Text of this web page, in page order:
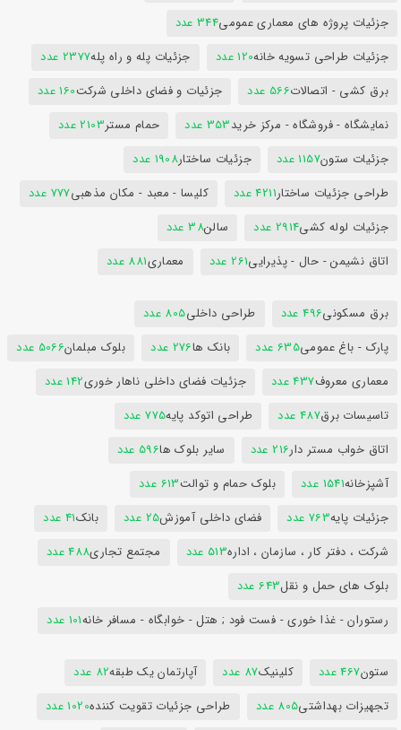
جزئیات پروژه های معماری عمومی344 عدد
جزئیات طراحی تسویه خانه120 عدد جزئیات پله و راه پله2377 عدد
برق کشی - اتصالات566 عدد جزئیات و فضای داخلی شرکت160 عدد
نمایشگاه - فروشگاه - مرکز خرید353 عدد حمام مستر2103 عدد
جزئیات ستون1157 عدد جزئیات ساختار1908 عدد
طراحی جزئیات ساختار4211 عدد کلیسا - معبد - مکان مذهبی777 عدد
جزئیات لوله کشی2914 عدد سالن38 عدد
اتاق نشیمن - حال - پذیرایی261 عدد معماری881 عدد
برق مسکونی496 عدد طراحی داخلی805 عدد
پارک - باغ عمومی635 عدد بانک ها276 عدد بلوک مبلمان5066 عدد
معماری معروف437 عدد جزئیات فضای داخلی ناهار خوری142 عدد
تاسیسات برق487 عدد طراحی اتوکد پایه775 عدد
اتاق خواب مستر دار216 عدد سایر بلوک ها596 عدد
آشپزخانه1541 عدد بلوک حمام و توالت613 عدد
جزئیات پایه763 عدد فضای داخلی آموزش25 عدد بانک41 عدد
شرکت ، دفتر کار ، سازمان ، اداره513 عدد مجتمع تجاری488 عدد
بلوک های حمل و نقل643 عدد
رستوران - غذا خوری - فست فود ; هتل - خوابگاه - مسافر خانه101 عدد
ستون467 عدد کلینیک87 عدد آپارتمان یک طبقه82 عدد
تجهیزات بهداشتی805 عدد طراحی جزئیات تقویت کننده1020 عدد